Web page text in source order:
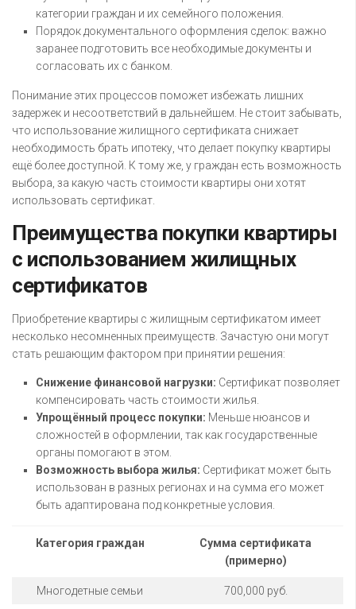
категории граждан и их семейного положения.
Порядок документального оформления сделок: важно
заранее подготовить все необходимые документы и
согласовать их с банком.
Понимание этих процессов поможет избежать лишних
задержек и несоответствий в дальнейшем. Не стоит забывать,
что использование жилищного сертификата снижает
необходимость брать ипотеку, что делает покупку квартиры
ещё более доступной. К тому же, у граждан есть возможность
выбора, за какую часть стоимости квартиры они хотят
использовать сертификат.
Преимущества покупки квартиры
с использованием жилищных
сертификатов
Приобретение квартиры с жилищным сертификатом имеет
несколько несомненных преимуществ. Зачастую они могут
стать решающим фактором при принятии решения:
Снижение финансовой нагрузки: Сертификат позволяет
компенсировать часть стоимости жилья.
Упрощённый процесс покупки: Меньше нюансов и
сложностей в оформлении, так как государственные
органы помогают в этом.
Возможность выбора жилья: Сертификат может быть
использован в разных регионах и на сумма его может
быть адаптирована под конкретные условия.
Категория граждан
Сумма сертификата
(примерно)
Многодетные семьи 700,000 руб.